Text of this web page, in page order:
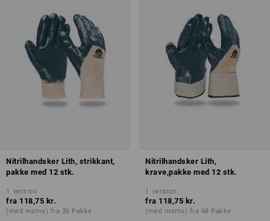
Nitrilhandsker Lith, strikkant,
pakke med 12 stk.
1 version
fra 118,75 kr.
(med moms) fra 36 Pakke
Nitrilhandsker Lith,
krave,pakke med 12 stk.
1 version
fra 118,75 kr.
(med moms) fra 48 Pakke